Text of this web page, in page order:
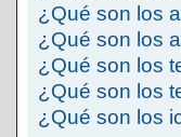
¿Qué son los
¿Qué son los
¿Qué son los
¿Qué son los
¿Qué son los